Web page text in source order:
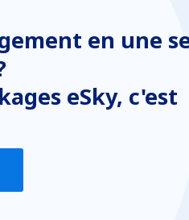
en une
eSky, c'est